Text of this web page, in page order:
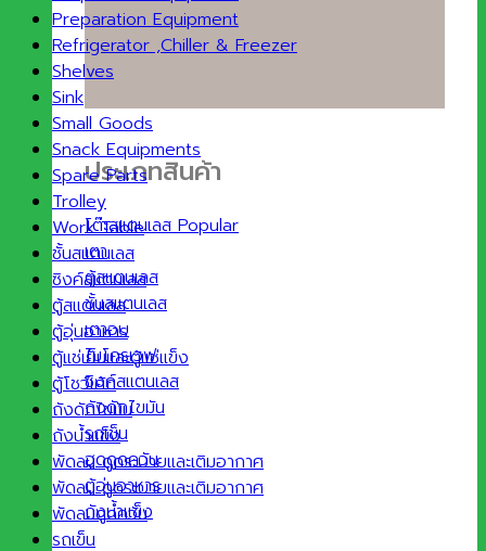
ประเภทสินค้า
โต๊ะสแตนเลส
เตา
ตู้สแตนเลส
ชั้นสแตนเลส
เตาอบ
ไมโครเวฟ
ซิงค์สแตนเลส
ถังดักไขมัน
รถเข็น
ฮูดดูดควัน
ตู้อุ่นอาหาร
ถังน้ำแข็ง
Preparation Equipment
Refrigerator ,Chiller & Freezer
Shelves
Sink
Small Goods
Snack Equipments
Spare Parts
Trolley
Work Table
ชั้นสแตนเลส
ซิงค์สแตนเลส
ตู้สแตนเลส
ตู้อุ่นอาหาร
ตู้แช่เย็นและตู้แช่แข็ง
ตู้โชว์เค้ก
ถังดักไขมัน
ถังน้ำแข็ง
พัดลม ดูดระบายและเติมอากาศ
พัดลม ดูดระบายและเติมอากาศ
พัดลมดูดควัน
รถเข็น